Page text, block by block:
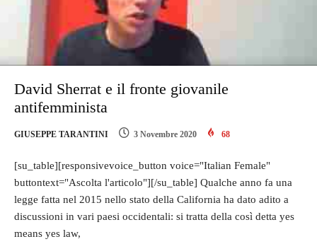
David Sherrat e il fronte giovanile
antifemminista
GIUSEPPE TARANTINI 3 Novembre 2020 68
[su_table][responsivevoice_button voice="Italian Female"
buttontext="Ascolta l'articolo"][/su_table] Qualche anno fa una
legge fatta nel 2015 nello stato della California ha dato adito a
discussioni in vari paesi occidentali: si tratta della così detta yes
means yes law,